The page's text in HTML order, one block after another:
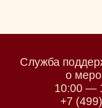
Служба
о
10:00 —
+7